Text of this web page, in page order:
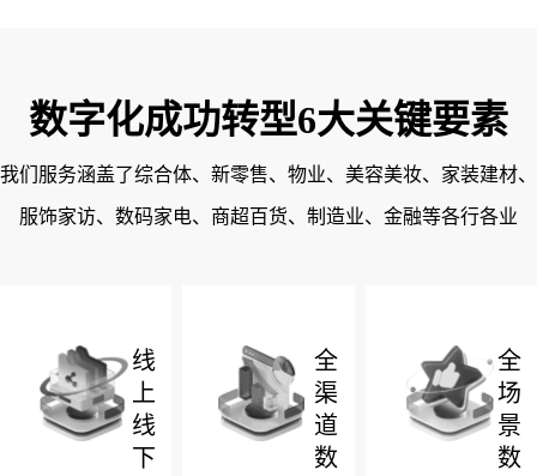
数字化成功转型6大关键要素
我们服务涵盖了综合体、新零售、物业、美容美妆、家装建材、
服饰家访、数码家电、商超百货、制造业、金融等各行各业
线
上
线
下
全
渠
道
数
全
场
景
数